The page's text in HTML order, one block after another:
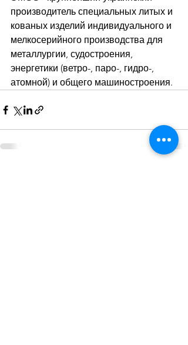
производитель специальных литых и
кованых изделий индивидуального и
мелкосерийного производства для
металлургии, судостроения,
энергетики (ветро-, паро-, гидро-,
атомной) и общего машиностроения.